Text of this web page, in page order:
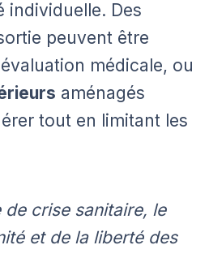
individuelle. Des
peuvent être
médicale, ou
aménagés
tout en limitant les
crise sanitaire, le
et de la liberté des